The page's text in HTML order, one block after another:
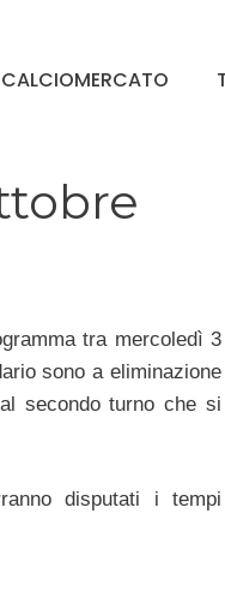
CALCIOMERCATO
tra mercoledì 3
sono a eliminazione
secondo turno che si
disputati i tempi